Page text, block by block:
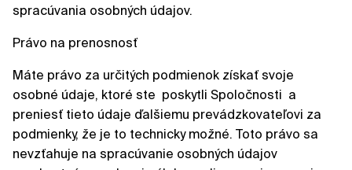
spracúvania osobných údajov.
Právo na prenosnosť
Máte právo za určitých podmienok získať svoje
osobné údaje, ktoré ste poskytli Spoločnosti a
preniesť tieto údaje ďalšiemu prevádzkovateľovi za
podmienky, že je to technicky možné. Toto právo sa
nevzťahuje na spracúvanie osobných údajov